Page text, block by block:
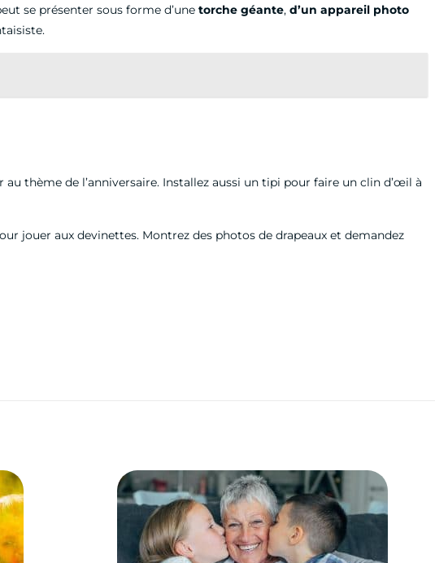
se présenter sous forme d’unetorche géante, d’un appareil photo
au thème de l’anniversaire. Installez aussi un tipi pour faire un clin d’œil à
jouer aux devinettes. Montrez des photos de drapeaux et demandez